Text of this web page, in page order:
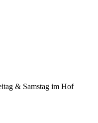
& Samstag im Hof